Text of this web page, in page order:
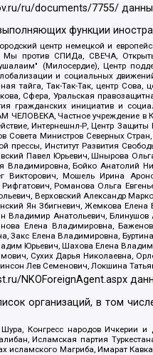
ru/documents/7755/
функции
центр немецкой и
против СПИДа, СВЕЧА, Открытый
(Милосердие), Центр
и социальных
тайга, Так-Так-Так, центр
Сфера, Уральская
гражданских инициатив и
Частное учреждение в
Интернешнл-Р, Центр
Совета Министров Северных
прессы, Институт Развития
Павел Юрьевич, Шнырова
Бойко Анатолий
Викторович, Мошель Ирина
Романова Ольга
Верховский Александр
Ян Збигневич, Жемкова
Владимир Анатольевич,
Елена Владимировна,
Закс Елена Владимировна,
Юрьевич, Шахова Елена
Сухих Дарья Николаевна,
Лев Семенович, Локшина
NKOForeignAgent.aspx
организаций, в том
Конгресс народов Ичкерии и
Исламская партия
исламского Магриба, Имарат